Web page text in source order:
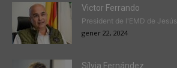
Victor Ferrando
President de l'EMD de Jesús
gener 22, 2024
Sílvia Fernández